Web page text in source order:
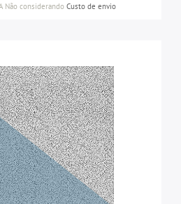
Não considerando Custo de envio